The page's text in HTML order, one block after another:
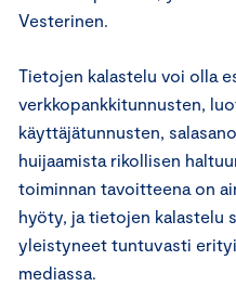
Vesterinen.
Tietojen kalastelu voi olla
verkkopankkitunnusten,
käyttäjätunnusten,
huijaamista rikollisen
toiminnan tavoitteena on
hyöty, ja tietojen kalastelu
yleistyneet tuntuvasti
mediassa.